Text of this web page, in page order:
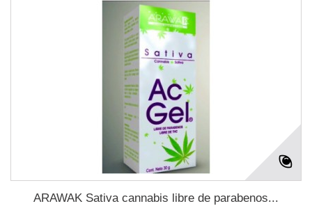
ARAWAK Sativa cannabis libre de parabenos...